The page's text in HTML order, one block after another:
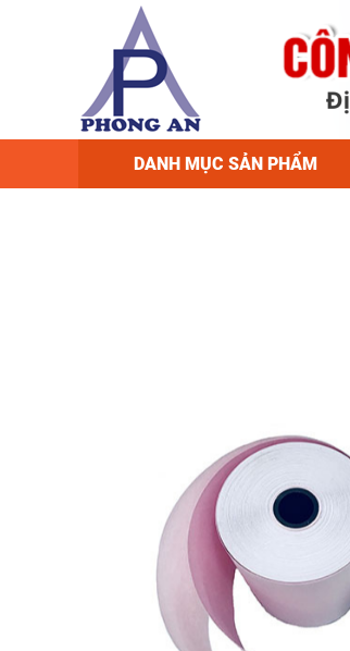
DANH MỤC SẢN PHẨM